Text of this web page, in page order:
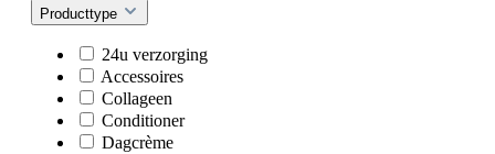
Producttype
24u verzorging
Accessoires
Collageen
Conditioner
Dagcrème